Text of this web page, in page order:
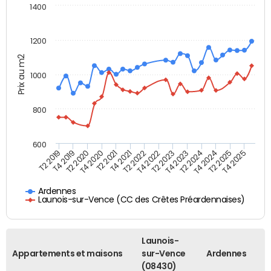
Prix au m2
Ardennes
Launois-sur-Vence (CC des Crêtes Préardennaises)
T2 2019T4 2019T2 2020T4 2020T2 2021T4 2021T2 2022T4 2022T2 2023T4 2023T2 2024T4 2024T2 2025T4 2025
600
800
1000
1200
1400
Appartements et maisons
Launois-
sur-Vence
(08430)
Ardennes